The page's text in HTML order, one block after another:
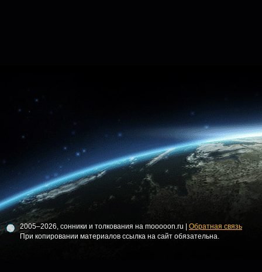
2005–2026, сонники и толкования на mooooon.ru | Обратная связь
При копировании материалов ссылка на сайт обязательна.